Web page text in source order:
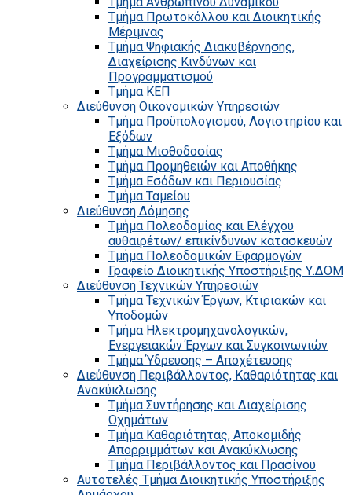
Τμήμα Πρωτοκόλλου και Διοικητικής
Μέριμνας
Τμήμα Ψηφιακής Διακυβέρνησης,
Διαχείρισης Κινδύνων και
Προγραμματισμού
Τμήμα ΚΕΠ
Διεύθυνση Οικονομικών Υπηρεσιών
Τμήμα Προϋπολογισμού, Λογιστηρίου και
Εξόδων
Τμήμα Μισθοδοσίας
Τμήμα Προμηθειών και Αποθήκης
Τμήμα Εσόδων και Περιουσίας
Τμήμα Ταμείου
Διεύθυνση Δόμησης
Τμήμα Πολεοδομίας και Ελέγχου
αυθαιρέτων/ επικίνδυνων κατασκευών
Τμήμα Πολεοδομικών Εφαρμογών
Γραφείο Διοικητικής Υποστήριξης Υ.ΔΟΜ
Διεύθυνση Τεχνικών Υπηρεσιών
Τμήμα Τεχνικών Έργων, Κτιριακών και
Υποδομών
Τμήμα Ηλεκτρομηχανολογικών,
Ενεργειακών Έργων και Συγκοινωνιών
Τμήμα Ύδρευσης – Αποχέτευσης
Διεύθυνση Περιβάλλοντος, Καθαριότητας και
Ανακύκλωσης
Τμήμα Συντήρησης και Διαχείρισης
Οχημάτων
Τμήμα Καθαριότητας, Αποκομιδής
Απορριμμάτων και Ανακύκλωσης
Τμήμα Περιβάλλοντος και Πρασίνου
Αυτοτελές Τμήμα Διοικητικής Υποστήριξης